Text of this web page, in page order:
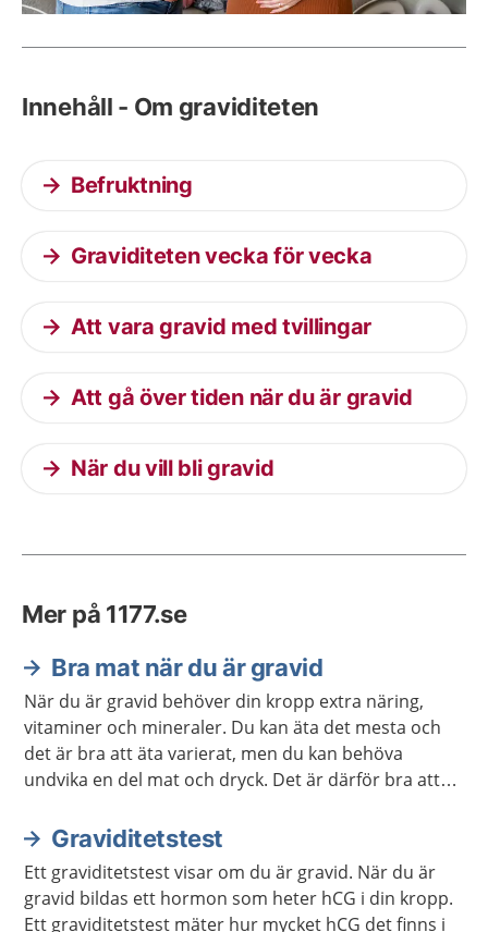
Innehåll - Om graviditeten
Befruktning
Graviditeten vecka för vecka
Att vara gravid med tvillingar
Att gå över tiden när du är gravid
När du vill bli gravid
Mer på 1177.se
Bra mat när du är gravid
När du är gravid behöver din kropp extra näring,
vitaminer och mineraler. Du kan äta det mesta och
det är bra att äta varierat, men du kan behöva
undvika en del mat och dryck. Det är därför bra att
Graviditetstest
Ett graviditetstest visar om du är gravid. När du är
gravid bildas ett hormon som heter hCG i din kropp.
Ett graviditetstest mäter hur mycket hCG det finns i